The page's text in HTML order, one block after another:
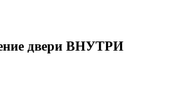
двери ВНУТРИ